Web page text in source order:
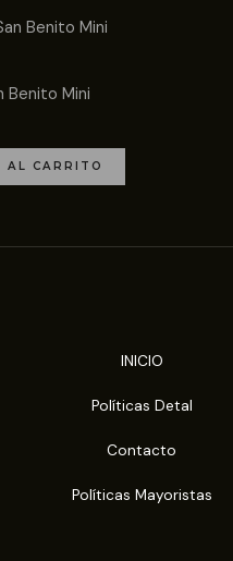
Benito Mini
AL CARRITO
INICIO
Políticas Detal
Contacto
Políticas Mayoristas